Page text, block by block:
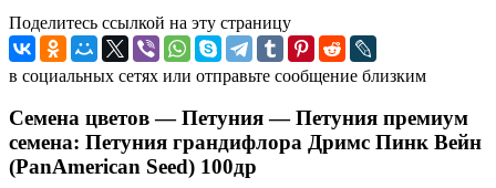
Поделитесь ссылкой на эту страницу
в социальных сетях или отправьте сообщение близким
Семена цветов — Петуния — Петуния премиум
семена: Петуния грандифлора Дримс Пинк Вейн
(PanAmerican Seed) 100др